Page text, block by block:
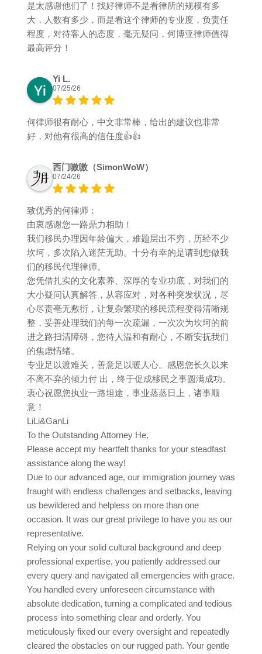
是太感谢他们了！找好律师不是看律所的规模有多
大，人数有多少，而是看这个律师的专业度，负责任
程度，对待客人的态度，毫无疑问，何博亚律师值得
最高评分！
Yi L.
07/25/26
何律师很有耐心，中文非常棒，给出的建议也非常
好，对他有很高的信任度👍👍
西门嗷嗷（SimonWoW）
07/24/26
致优秀的何律师：
由衷感谢您一路鼎力相助！
我们移民办理因年龄偏大，难题层出不穷，历经不少
坎坷，多次陷入迷茫无助。十分有幸的是请到您做我
们的移民代理律师。
您凭借扎实的文化素养、深厚的专业功底，对我们的
大小疑问认真解答，从容应对，对各种突发状况，尽
心尽责亳无敷衍，让复杂繁琐的移民流程变得清晰规
整，妥善处理我们的每一次疏漏，一次次为坎坷的前
进之路扫清障碍，您待人温和有耐心，不断安抚我们
的焦虑情绪。
专业足以渡难关，善意足以暖人心。感恩您长久以来
不离不弃的倾力付 出，终于促成移民之事圆满成功。
衷心祝愿您执业一路坦途，事业蒸蒸日上，诸事顺
意！
LiLi&GanLi
To the Outstanding Attorney He,
Please accept my heartfelt thanks for your steadfast
assistance along the way!
Due to our advanced age, our immigration journey was
fraught with endless challenges and setbacks, leaving
us bewildered and helpless on more than one
occasion. It was our great privilege to have you as our
representative.
Relying on your solid cultural background and deep
professional expertise, you patiently addressed our
every query and navigated all emergencies with grace.
You handled every unforeseen circumstance with
absolute dedication, turning a complicated and tedious
process into something clear and orderly. You
meticulously fixed our every oversight and repeatedly
cleared the obstacles on our rugged path. Your gentle